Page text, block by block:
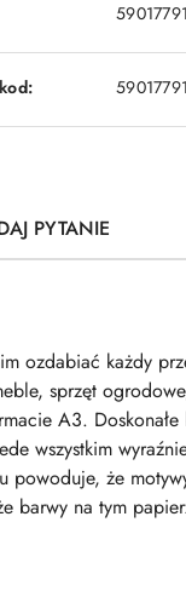
PYTANIE
ozdabiać każdy
sprzęt
A3.
wszystkim
powoduje, że
barwy na tym